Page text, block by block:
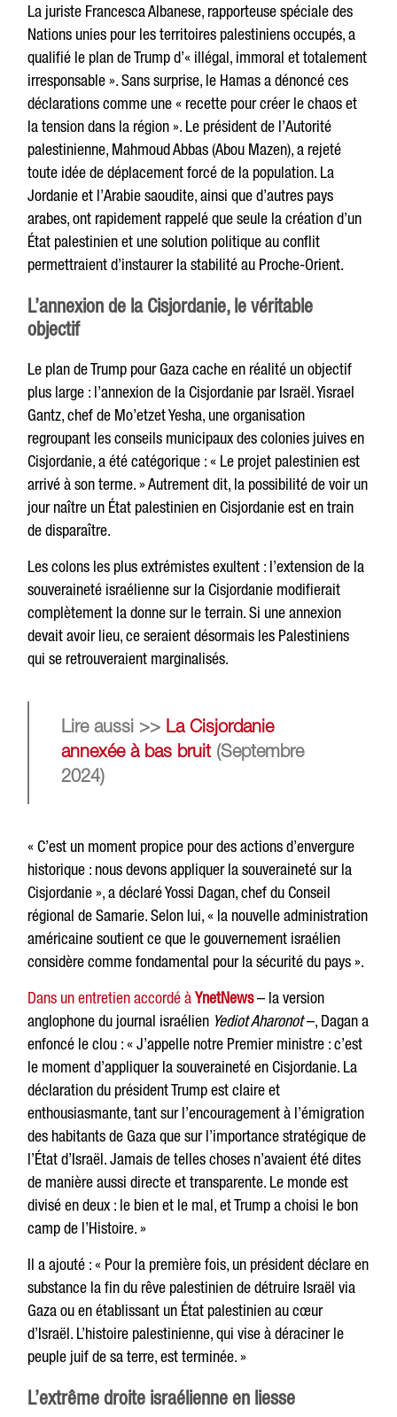
La juriste Francesca Albanese, rapporteuse spéciale des
Nations unies pour les territoires palestiniens occupés, a
qualifié le plan de Trump d’« illégal, immoral et totalement
irresponsable ». Sans surprise, le Hamas a dénoncé ces
déclarations comme une « recette pour créer le chaos et
la tension dans la région ». Le président de l’Autorité
palestinienne, Mahmoud Abbas (Abou Mazen), a rejeté
toute idée de déplacement forcé de la population. La
Jordanie et l’Arabie saoudite, ainsi que d’autres pays
arabes, ont rapidement rappelé que seule la création d’un
État palestinien et une solution politique au conflit
permettraient d’instaurer la stabilité au Proche-Orient.
L’annexion de la Cisjordanie, le véritable
objectif
Le plan de Trump pour Gaza cache en réalité un objectif
plus large : l’annexion de la Cisjordanie par Israël. Yisrael
Gantz, chef de Mo’etzet Yesha, une organisation
regroupant les conseils municipaux des colonies juives en
Cisjordanie, a été catégorique : « Le projet palestinien est
arrivé à son terme. » Autrement dit, la possibilité de voir un
jour naître un État palestinien en Cisjordanie est en train
de disparaître.
Les colons les plus extrémistes exultent : l’extension de la
souveraineté israélienne sur la Cisjordanie modifierait
complètement la donne sur le terrain. Si une annexion
devait avoir lieu, ce seraient désormais les Palestiniens
qui se retrouveraient marginalisés.
Lire aussi >> La Cisjordanie
annexée à bas bruit(Septembre
2024)
« C’est un moment propice pour des actions d’envergure
historique : nous devons appliquer la souveraineté sur la
Cisjordanie », a déclaré Yossi Dagan, chef du Conseil
régional de Samarie. Selon lui, « la nouvelle administration
américaine soutient ce que le gouvernement israélien
considère comme fondamental pour la sécurité du pays ».
Dans un entretien accordé àYnetNews– la version
anglophone du journal israélien Yediot Aharonot–, Dagan a
enfoncé le clou : « J’appelle notre Premier ministre : c’est
le moment d’appliquer la souveraineté en Cisjordanie. La
déclaration du président Trump est claire et
enthousiasmante, tant sur l’encouragement à l’émigration
des habitants de Gaza que sur l’importance stratégique de
l’État d’Israël. Jamais de telles choses n’avaient été dites
de manière aussi directe et transparente. Le monde est
divisé en deux : le bien et le mal, et Trump a choisi le bon
camp de l’Histoire. »
Il a ajouté : « Pour la première fois, un président déclare en
substance la fin du rêve palestinien de détruire Israël via
Gaza ou en établissant un État palestinien au cœur
d’Israël. L’histoire palestinienne, qui vise à déraciner le
peuple juif de sa terre, est terminée. »
L’extrême droite israélienne en liesse